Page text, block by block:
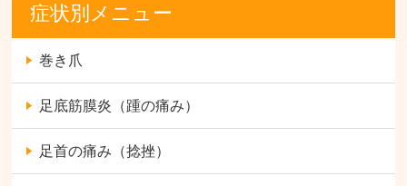
症状別メニュー
巻き爪
足底筋膜炎（踵の痛み）
足首の痛み（捻挫）